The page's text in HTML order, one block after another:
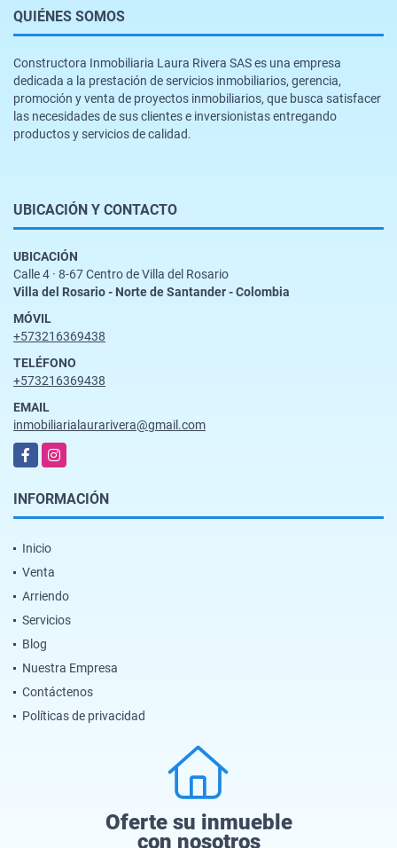
QUIÉNES SOMOS
Constructora Inmobiliaria Laura Rivera SAS es una empresa
dedicada a la prestación de servicios inmobiliarios, gerencia,
promoción y venta de proyectos inmobiliarios, que busca satisfacer
las necesidades de sus clientes e inversionistas entregando
productos y servicios de calidad.
UBICACIÓN Y CONTACTO
UBICACIÓN
Calle 4 · 8-67 Centro de Villa del Rosario
Villa del Rosario - Norte de Santander - Colombia
MÓVIL
+573216369438
TELÉFONO
+573216369438
EMAIL
inmobiliarialaurarivera@gmail.com
FacebookInstagram
INFORMACIÓN
Inicio
Venta
Arriendo
Servicios
Blog
Nuestra Empresa
Contáctenos
Políticas de privacidad
Oferte su inmueble
con nosotros